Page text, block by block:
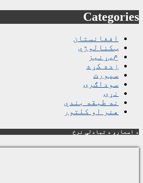
Categories
افغانستان
ټکنالوژي
څیړنیز
زده کړه
سپورت
سوداګرۍ
نړۍ
نه طبقه بندي
هنر او کلتور
د اسعارو د تبادلې نرخ